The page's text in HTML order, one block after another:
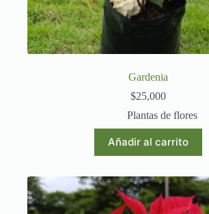
Gardenia
$25,000
Plantas de flores
Añadir al carrito